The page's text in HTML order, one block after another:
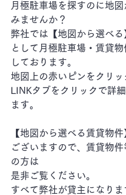
月極駐車場を探すのに地図
みませんか？
弊社では【地図から選べ
として月極駐車場・賃貸物
しております。
地図上の赤いピンをクリ
LINKタブをクリックで詳
ます。
【地図から選べる賃貸物
ございますので、賃貸物件
の方は
是非ご覧ください。
すべて弊社が貸主になり